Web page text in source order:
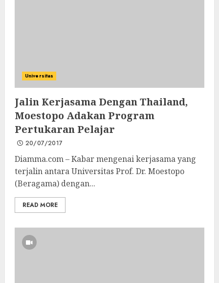
Universitas
Jalin Kerjasama Dengan Thailand,
Moestopo Adakan Program
Pertukaran Pelajar
20/07/2017
Diamma.com – Kabar mengenai kerjasama yang
terjalin antara Universitas Prof. Dr. Moestopo
(Beragama) dengan...
READ MORE